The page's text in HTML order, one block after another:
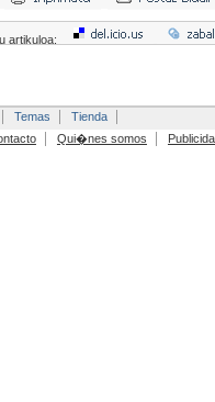
artikuloa:
Temas
Tienda
Qui�nes somos